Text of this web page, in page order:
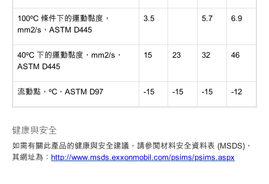
100ºC 條件下的運動黏度，
mm2/s，ASTM D445
3.5 5.7 6.9
40ºC 下的運動黏度，mm2/s，
ASTM D445
15 23 32 46
流動點， ºC，ASTM D97 -15 -15 -15 -12
健康與安全
如需有關此產品的健康與安全建議，請參閱材料安全資料表 (MSDS)，
其網址為： http://www.msds.exxonmobil.com/psims/psims.aspx